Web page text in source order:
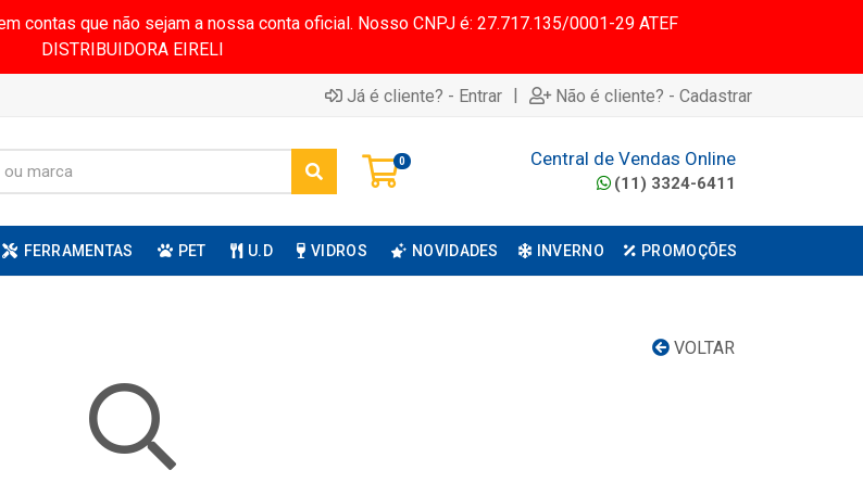
contas que não sejam a nossa conta oficial. Nosso CNPJ é: 27.717.135/0001-29 ATEF
DISTRIBUIDORA EIRELI
Já é cliente? - Entrar | Não é cliente? - Cadastrar
0 Central de Vendas Online
(11) 3324-6411
FERRAMENTAS PET U.D VIDROS NOVIDADES INVERNO PROMOÇÕES
VOLTAR